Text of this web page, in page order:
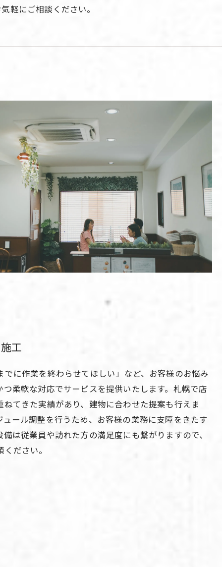
軽にご相談ください。
工
に作業を終わらせてほしい」など、お客様のお悩み
柔軟な対応でサービスを提供いたします。札幌で店
てきた実績があり、建物に合わせた提案も行えま
ール調整を行うため、お客様の業務に支障をきたす
は従業員や訪れた方の満足度にも繋がりますので、
ださい。